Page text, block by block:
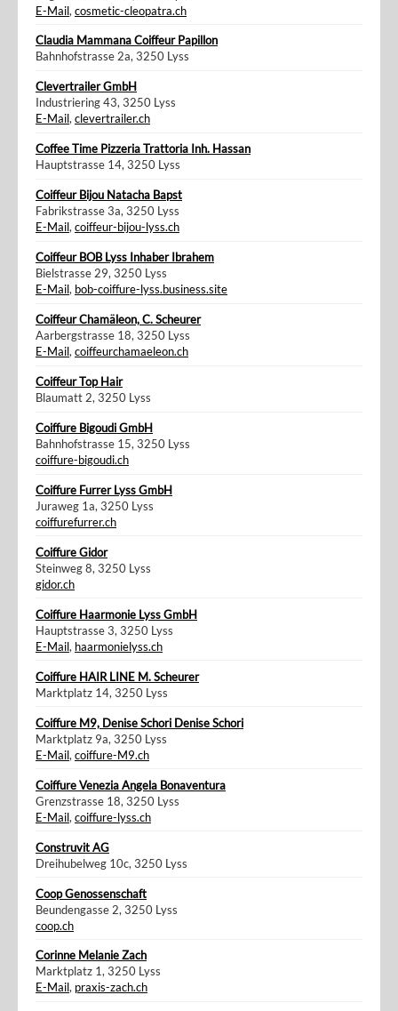
E-Mail, cosmetic-cleopatra.ch
Claudia Mammana Coiffeur Papillon
Bahnhofstrasse 2a, 3250 Lyss
Clevertrailer GmbH
Industriering 43, 3250 Lyss
E-Mail,clevertrailer.ch
Coffee Time Pizzeria Trattoria Inh. Hassan
Hauptstrasse 14, 3250 Lyss
Coiffeur Bijou Natacha Bapst
Fabrikstrasse 3a, 3250 Lyss
E-Mail,coiffeur-bijou-lyss.ch
Coiffeur BOB Lyss Inhaber Ibrahem
Bielstrasse 29, 3250 Lyss
E-Mail, bob-coiffure-lyss.business.site
Coiffeur Chamäleon, C. Scheurer
Aarbergstrasse 18, 3250 Lyss
E-Mail, coiffeurchamaeleon.ch
Coiffeur Top Hair
Blaumatt 2, 3250 Lyss
Coiffure Bigoudi GmbH
Bahnhofstrasse 15, 3250 Lyss
coiffure-bigoudi.ch
Coiffure Furrer Lyss GmbH
Juraweg 1a, 3250 Lyss
coiffurefurrer.ch
Coiffure Gidor
Steinweg 8, 3250 Lyss
gidor.ch
Coiffure Haarmonie Lyss GmbH
Hauptstrasse 3, 3250 Lyss
E-Mail, haarmonielyss.ch
Coiffure HAIR LINE M. Scheurer
Marktplatz 14, 3250 Lyss
Coiffure M9, Denise Schori Denise Schori
Marktplatz 9a, 3250 Lyss
E-Mail, coiffure-M9.ch
Coiffure Venezia Angela Bonaventura
Grenzstrasse 18, 3250 Lyss
E-Mail, coiffure-lyss.ch
Construvit AG
Dreihubelweg 10c, 3250 Lyss
Coop Genossenschaft
Beundengasse 2, 3250 Lyss
coop.ch
Corinne Melanie Zach
Marktplatz 1, 3250 Lyss
E-Mail, praxis-zach.ch